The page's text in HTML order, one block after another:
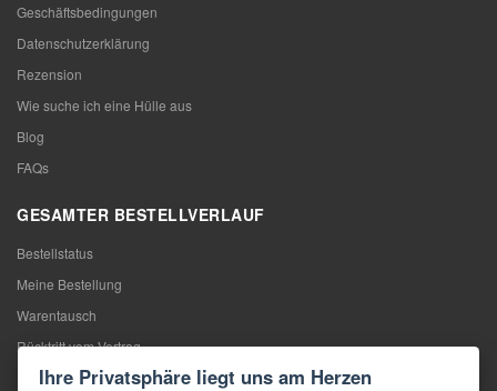
Geschäftsbedingungen
Datenschutzerklärung
Rezension
Wie suche ich eine Hülle aus
Blog
FAQs
GESAMTER BESTELLVERLAUF
Bestellstatus
Meine Bestellung
Warentausch
Rücktritt vom Vertrag
Reklamation
Ihre Privatsphäre liegt uns am Herzen